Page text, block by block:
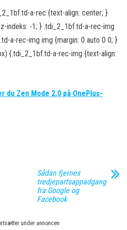
a-rec {text-align: center; }
indeks: -1; } .tdi_2_1bf.td-a-rec-img
a-rec-img img {margin: 0 auto 0 0; }
{.tdi_2_1bf.td-a-rec-img {text-align:
du Zen Mode 2.0 på OnePlus-
Sådan fjernes
tredjepartsappadgang
fra Google og
Facebook
under annoncen